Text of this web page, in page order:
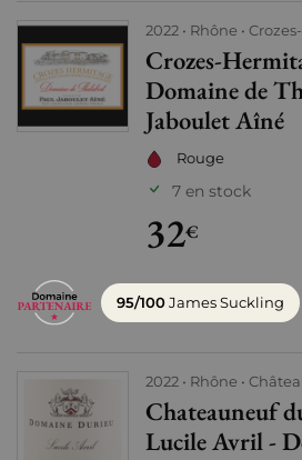
2022 Rhône
Crozes-
Domaine de
Jaboulet Aîné
Rouge
7 en stock
32€
95/100James Suckling
2022 Rhône
Chateauneuf
Lucile Avril -